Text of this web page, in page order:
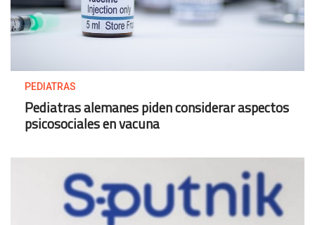
PEDIATRAS
Pediatras alemanes piden considerar aspectos
psicosociales en vacuna